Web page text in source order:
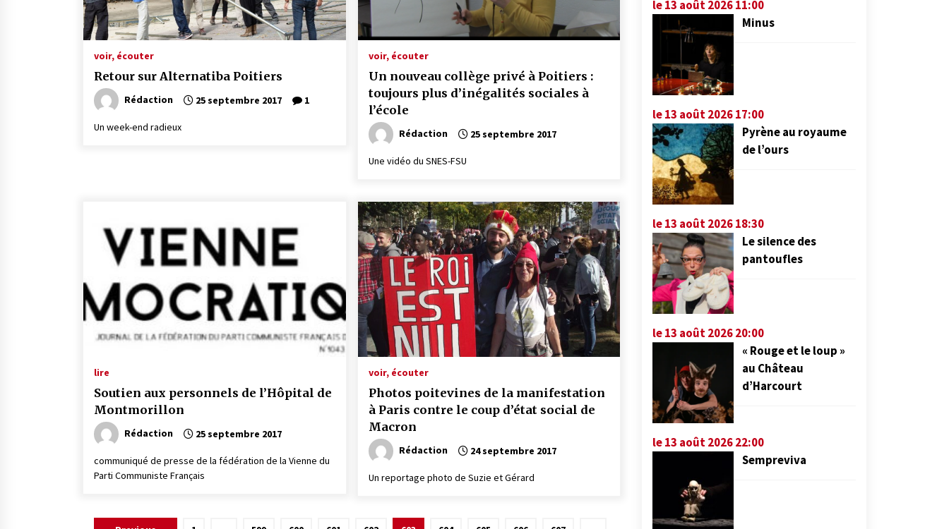
voir, écouter
Retour sur Alternatiba Poitiers
Rédaction 25 septembre 2017 1
Un week-end radieux
voir, écouter
Un nouveau collège privé à Poitiers :
toujours plus d’inégalités sociales à
l’école
Rédaction 25 septembre 2017
Une vidéo du SNES-FSU
lire
Soutien aux personnels de l’Hôpital de
Montmorillon
Rédaction 25 septembre 2017
communiqué de presse de la fédération de la Vienne du
Parti Communiste Français
voir, écouter
Photos poitevines de la manifestation
à Paris contre le coup d’état social de
Macron
Rédaction 24 septembre 2017
Un reportage photo de Suzie et Gérard
le 13 août 2026 11:00
Minus
le 13 août 2026 17:00
Pyrène au royaume
de l’ours
le 13 août 2026 18:30
Le silence des
pantoufles
le 13 août 2026 20:00
« Rouge et le loup »
au Château
d’Harcourt
le 13 août 2026 22:00
Sempreviva